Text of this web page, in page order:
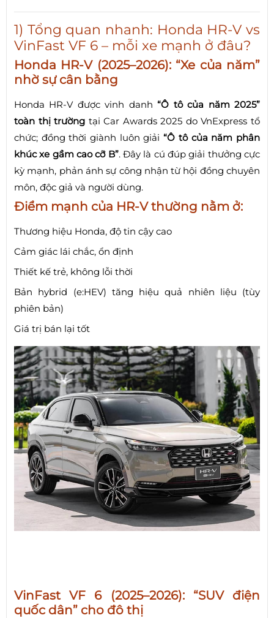
1) Tổng quan nhanh: Honda HR-V vs
VinFast VF 6 – mỗi xe mạnh ở đâu?
Honda HR-V (2025–2026): “Xe của năm”
nhờ sự cân bằng
Honda HR-V được vinh danh“Ô tô của năm 2025”
toàn thị trường tại Car Awards 2025 do VnExpress tổ
chức; đồng thời giành luôn giải“Ô tô của năm phân
khúc xe gầm cao cỡ B”. Đây là cú đúp giải thưởng cực
kỳ mạnh, phản ánh sự công nhận từ hội đồng chuyên
môn, độc giả và người dùng.
Điểm mạnh của HR-V thường nằm ở:
Thương hiệu Honda, độ tin cậy cao
Cảm giác lái chắc, ổn định
Thiết kế trẻ, không lỗi thời
Bản hybrid (e:HEV) tăng hiệu quả nhiên liệu (tùy
phiên bản)
Giá trị bán lại tốt
VinFast VF 6 (2025–2026): “SUV điện
quốc dân” cho đô thị